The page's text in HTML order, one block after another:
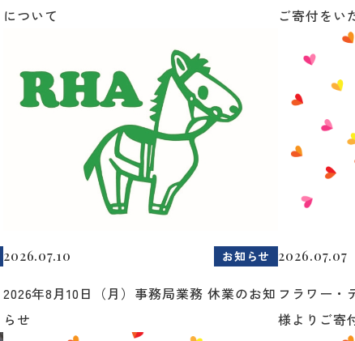
について
ご寄付をい
2026.07.10 お知らせ
2026年8月10日（月）事務局業務 休業のお知
らせ
2026.07.07
フラワー・
様よりご寄